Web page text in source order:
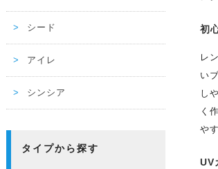
初
レ
い
し
く
や
UV
シード
アイレ
シンシア
タイプから探す